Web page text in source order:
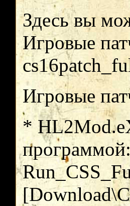
Здесь вы
Игровые
Игровые
*